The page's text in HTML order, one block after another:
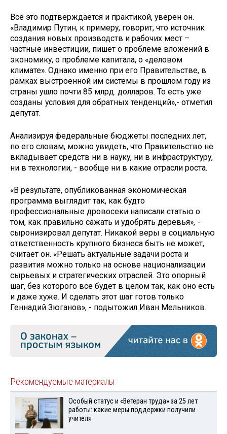
Всё это подтверждается и практикой, уверен он.
«Владимир Путин, к примеру, говорит, что источник
создания новых производств и рабочих мест –
частные инвестиции, пишет о проблеме вложений в
экономику, о проблеме капитала, о «деловом
климате». Однако именно при его Правительстве, в
рамках выстроенной им системы в прошлом году из
страны ушло почти 85 млрд. долларов. То есть уже
созданы условия для обратных тенденций»,- отметил
депутат.
Анализируя федеральные бюджеты последних лет,
по его словам, можно увидеть, что Правительство не
вкладывает средств ни в науку, ни в инфраструктуру,
ни в технологии, - вообще ни в какие отрасли роста.
«В результате, опубликованная экономическая
программа выглядит так, как будто
профессиональные дровосеки написали статью о
том, как правильно сажать и удобрять деревья», -
сыронизировал депутат. Никакой веры в социальную
ответственность крупного бизнеса быть не может,
считает он. «Решать актуальные задачи роста и
развития можно только на основе национализации
сырьевых и стратегических отраслей. Это опорный
шаг, без которого все будет в целом так, как оно есть
и даже хуже. И сделать этот шаг готов только
Геннадий Зюганов», - подытожил Иван Мельников.
Рекомендуемые материалы
Особый статус и «Ветеран труда» за 25 лет
работы: какие меры поддержки получили
учителя